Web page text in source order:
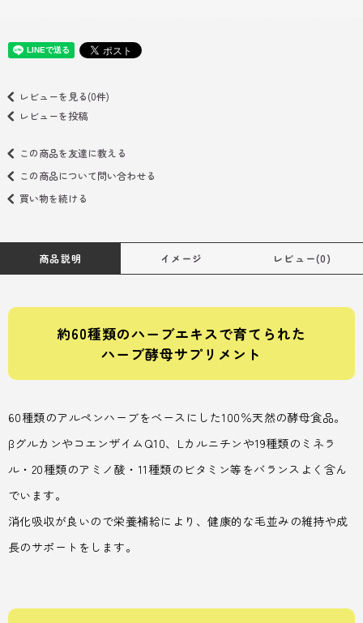
レビューを見る(0件)
レビューを投稿
この商品を友達に教える
この商品について問い合わせる
買い物を続ける
商品説明 イメージ レビュー(0)
約60種類のハーブエキスで育てられた
ハーブ酵母サプリメント
60種類のアルペンハーブをベースにした100％天然の酵母食品。
βグルカンやコエンザイムQ10、Lカルニチンや19種類のミネラ
ル・20種類のアミノ酸・11種類のビタミン等をバランスよく含ん
でいます。
消化吸収が良いので栄養補給により、健康的な毛並みの維持や成
長のサポートをします。